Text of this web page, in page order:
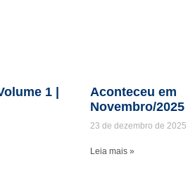
1 |
Aconteceu em
Novembro/2025
23 de dezembro de 2025
Leia mais »